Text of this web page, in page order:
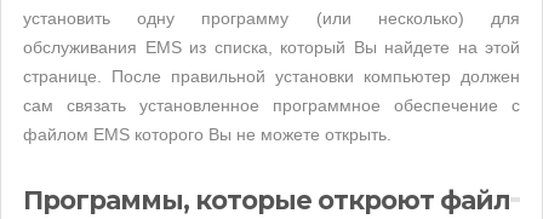
установить одну программу (или несколько) для
обслуживания EMS из списка, который Вы найдете на этой
странице. После правильной установки компьютер должен
сам связать установленное программное обеспечение с
файлом EMS которого Вы не можете открыть.
Программы, которые откроют файл